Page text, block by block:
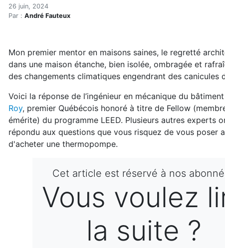
Accueil
Articles
Thermopompes : des
26 juin, 2024
Par : André Fauteux
Mon premier mentor en maisons saines, le regretté
dans une maison étanche, bien isolée, ombragée et
des changements climatiques engendrant des canicules
Voici la réponse de l’ingénieur en mécanique du bâtiment
Roy, premier Québécois honoré à titre de Fellow
émérite) du programme LEED. Plusieurs autres experts
répondu aux questions que vous risquez de vous poser
d'acheter une thermopompe.
Cet article est réservé à nos
Vous voulez
la suite ?